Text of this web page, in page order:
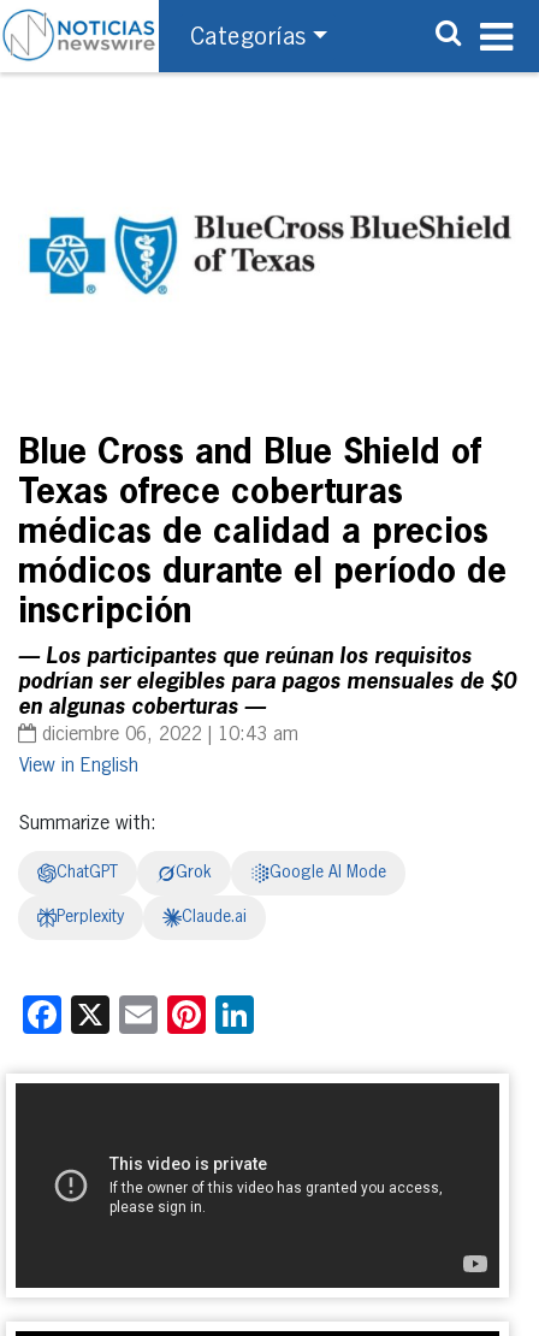
Categorías
Blue Cross and Blue Shield of
Texas ofrece coberturas
médicas de calidad a precios
módicos durante el período de
inscripción
— Los participantes que reúnan los requisitos
podrían ser elegibles para pagos mensuales de $0
en algunas coberturas —
diciembre 06, 2022 | 10:43 am
English
Summarize with:
ChatGPT Grok Google AI Mode
Perplexity Claude.ai
Facebook
X EmailPinterest